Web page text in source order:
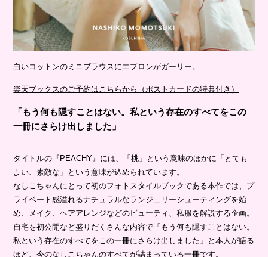
白いコットンのミニブラウスにエプロンがガーリー。
楽天ブックスのご予約はこちらから（ポストカードの特典付き）
「もう何も隠すことはない。私という存在のすべてをこの
一冊にさらけ出しました」
タイトルの『PEACHY』には、「桃」という意味のほかに「とても
よい、素敵な」という意味が込められています。
なしこちゃんにとって初のフォトスタイルブックである本作では、プ
ライベート感溢れるナチュラルなランジェリーシューティングを始
め、メイク、ヘアアレンジなどのビューティ、私服を解説する企画。
自宅を初公開など盛りだくさんな内容で「もう何も隠すことはない。
私という存在のすべてをこの一冊にさらけ出しました」と本人が語る
ほど、今のなしこちゃんのすべてが詰まっている一冊です。